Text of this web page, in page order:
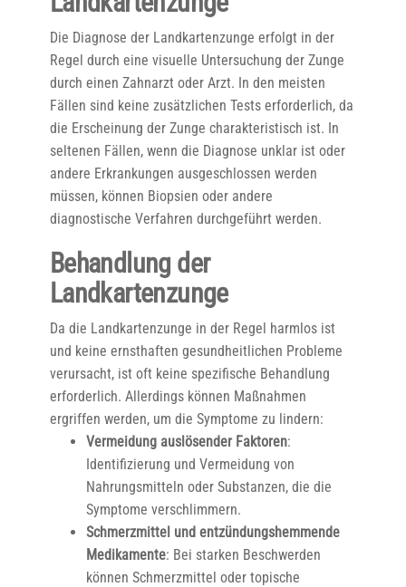
Die Diagnose der Landkartenzunge erfolgt in der
Regel durch eine visuelle Untersuchung der Zunge
durch einen Zahnarzt oder Arzt. In den meisten
Fällen sind keine zusätzlichen Tests erforderlich, da
die Erscheinung der Zunge charakteristisch ist. In
seltenen Fällen, wenn die Diagnose unklar ist oder
andere Erkrankungen ausgeschlossen werden
müssen, können Biopsien oder andere
diagnostische Verfahren durchgeführt werden.
Behandlung der
Landkartenzunge
Da die Landkartenzunge in der Regel harmlos ist
und keine ernsthaften gesundheitlichen Probleme
verursacht, ist oft keine spezifische Behandlung
erforderlich. Allerdings können Maßnahmen
ergriffen werden, um die Symptome zu lindern:
Vermeidung auslösender Faktoren:
Identifizierung und Vermeidung von
Nahrungsmitteln oder Substanzen, die die
Symptome verschlimmern.
Schmerzmittel und entzündungshemmende
Medikamente: Bei starken Beschwerden
können Schmerzmittel oder topische